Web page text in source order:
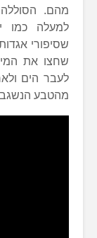
למעלה כמו
שסיפורי
שחצו את
לעבר הים
מהטבע